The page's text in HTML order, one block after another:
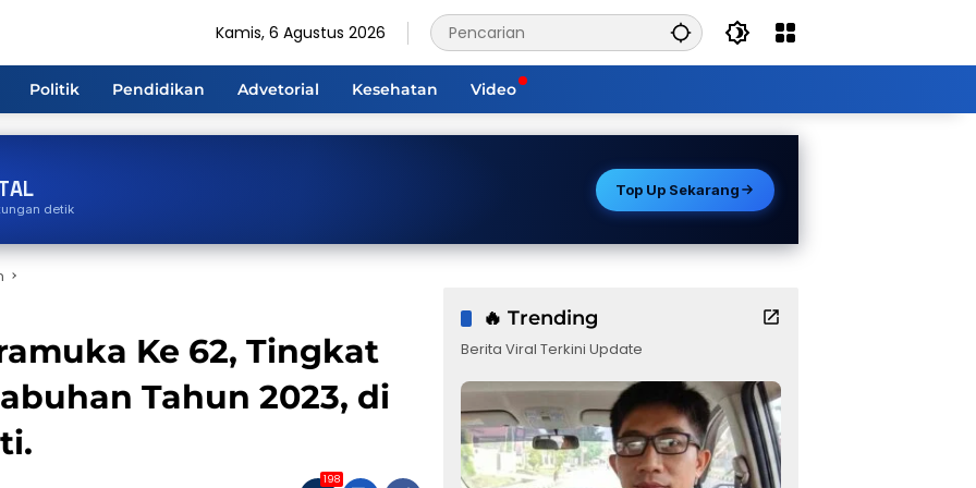
Kamis, 6 Agustus 2026
Politik Pendidikan Advetorial Kesehatan Video
detik
Top Up Sekarang
Ke 62, Tingkat
Tahun 2023, di
198
🔥 Trending
Berita Viral Terkini Update